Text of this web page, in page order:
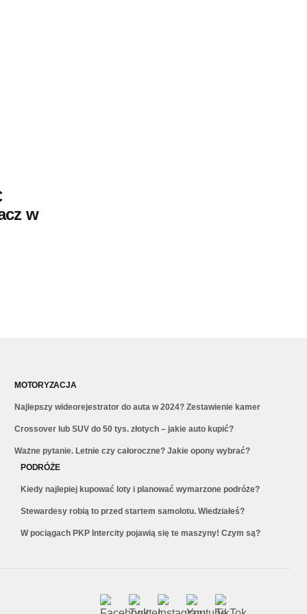
w
MOTORYZACJA
Najlepszy wideorejestrator do auta w 2024? Zestawienie kamer
Crossover lub SUV do 50 tys. złotych – jakie auto kupić?
Ważne pytanie. Letnie czy całoroczne? Jakie opony wybrać?
PODRÓŻE
Kiedy najlepiej kupować loty i planować wymarzone podróże?
Stewardesy robią to przed startem samolotu. Wiedziałeś?
W pociągach PKP Intercity pojawią się te maszyny! Czym są?